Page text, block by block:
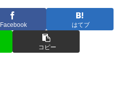
Facebook はてブ
コピー